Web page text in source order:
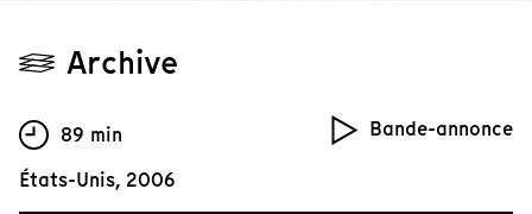
Archive
Bande-annonce
89 min
États-Unis, 2006